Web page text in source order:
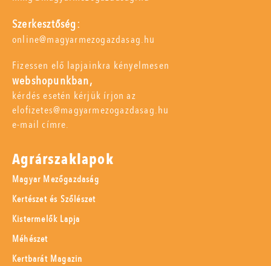
Szerkesztőség:
online@magyarmezogazdasag.hu
Fizessen elő lapjainkra kényelmesen
webshopunkban,
kérdés esetén kérjük írjon az
elofizetes@magyarmezogazdasag.hu
e-mail címre.
Agrárszaklapok
Magyar Mezőgazdaság
Kertészet és Szőlészet
Kistermelők Lapja
Méhészet
Kertbarát Magazin